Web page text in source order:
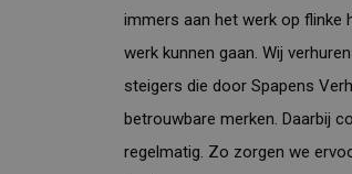
immers aan het werk op flinke
werk kunnen gaan. Wij
steigers die door Spapens
betrouwbare merken. Daarbij
regelmatig. Zo zorgen we